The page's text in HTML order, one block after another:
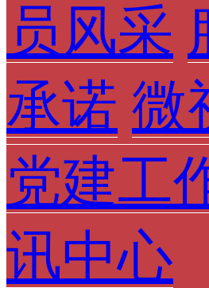
员风采
承诺 微
党建工
讯中心